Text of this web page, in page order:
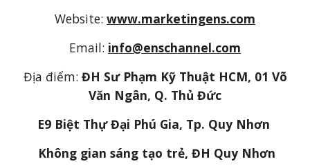
Website: www.marketingens.com
Email: info@enschannel.com
Địa điểm: ĐH Sư Phạm Kỹ Thuật HCM, 01 Võ
Văn Ngân, Q. Thủ Đức
E9 Biệt Thự Đại Phú Gia, Tp. Quy Nhơn
Không gian sáng tạo trẻ, ĐH Quy Nhơn